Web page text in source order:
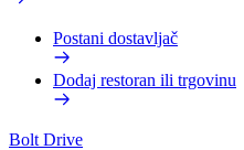
Postani dostavljač
Dodaj restoran ili trgovinu
Bolt Drive